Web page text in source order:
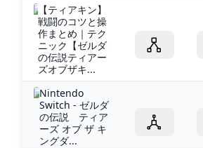
【ティアキン】
戦闘のコツと操
作まとめ｜テク
ニック【ゼルダ
の伝説ティアー
ズオブザキ...
Nintendo
Switch - ゼルダ
の伝説 ティア
ーズ オブ ザ キ
ングダ...